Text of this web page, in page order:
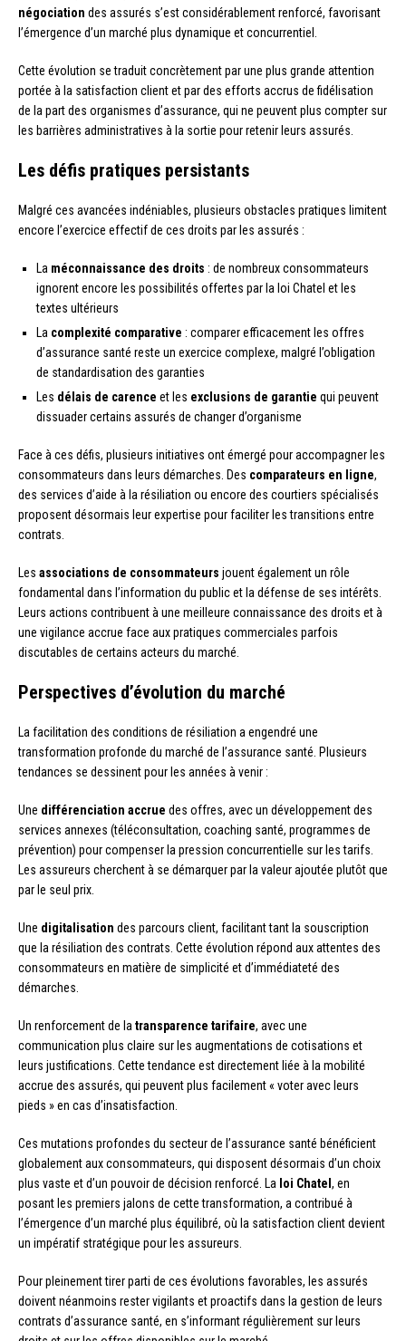
négociation des assurés s’est considérablement renforcé, favorisant
l’émergence d’un marché plus dynamique et concurrentiel.
Cette évolution se traduit concrètement par une plus grande attention
portée à la satisfaction client et par des efforts accrus de fidélisation
de la part des organismes d’assurance, qui ne peuvent plus compter sur
les barrières administratives à la sortie pour retenir leurs assurés.
Les défis pratiques persistants
Malgré ces avancées indéniables, plusieurs obstacles pratiques limitent
encore l’exercice effectif de ces droits par les assurés :
La méconnaissance des droits : de nombreux consommateurs
ignorent encore les possibilités offertes par la loi Chatel et les
textes ultérieurs
La complexité comparative : comparer efficacement les offres
d’assurance santé reste un exercice complexe, malgré l’obligation
de standardisation des garanties
Les délais de carence et les exclusions de garantie qui peuvent
dissuader certains assurés de changer d’organisme
Face à ces défis, plusieurs initiatives ont émergé pour accompagner les
consommateurs dans leurs démarches. Des comparateurs en ligne,
des services d’aide à la résiliation ou encore des courtiers spécialisés
proposent désormais leur expertise pour faciliter les transitions entre
contrats.
Les associations de consommateurs jouent également un rôle
fondamental dans l’information du public et la défense de ses intérêts.
Leurs actions contribuent à une meilleure connaissance des droits et à
une vigilance accrue face aux pratiques commerciales parfois
discutables de certains acteurs du marché.
Perspectives d’évolution du marché
La facilitation des conditions de résiliation a engendré une
transformation profonde du marché de l’assurance santé. Plusieurs
tendances se dessinent pour les années à venir :
Une différenciation accrue des offres, avec un développement des
services annexes (téléconsultation, coaching santé, programmes de
prévention) pour compenser la pression concurrentielle sur les tarifs.
Les assureurs cherchent à se démarquer par la valeur ajoutée plutôt que
par le seul prix.
Une digitalisation des parcours client, facilitant tant la souscription
que la résiliation des contrats. Cette évolution répond aux attentes des
consommateurs en matière de simplicité et d’immédiateté des
démarches.
Un renforcement de latransparence tarifaire, avec une
communication plus claire sur les augmentations de cotisations et
leurs justifications. Cette tendance est directement liée à la mobilité
accrue des assurés, qui peuvent plus facilement « voter avec leurs
pieds » en cas d’insatisfaction.
Ces mutations profondes du secteur de l’assurance santé bénéficient
globalement aux consommateurs, qui disposent désormais d’un choix
plus vaste et d’un pouvoir de décision renforcé. La loi Chatel , en
posant les premiers jalons de cette transformation, a contribué à
l’émergence d’un marché plus équilibré, où la satisfaction client devient
un impératif stratégique pour les assureurs.
Pour pleinement tirer parti de ces évolutions favorables, les assurés
doivent néanmoins rester vigilants et proactifs dans la gestion de leurs
contrats d’assurance santé, en s’informant régulièrement sur leurs